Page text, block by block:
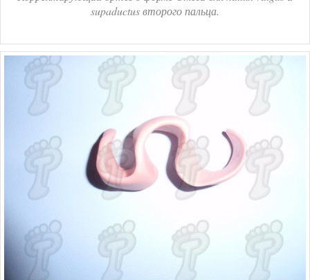
supaductus второго пальца.